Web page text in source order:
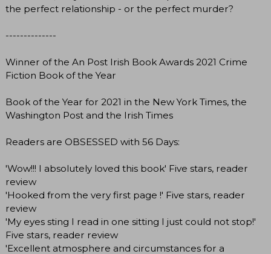
the perfect relationship - or the perfect murder?
--------------
Winner of the An Post Irish Book Awards 2021 Crime
Fiction Book of the Year
Book of the Year for 2021 in the New York Times, the
Washington Post and the Irish Times
Readers are OBSESSED with 56 Days:
'Wow!!! I absolutely loved this book' Five stars, reader
review
'Hooked from the very first page !' Five stars, reader
review
'My eyes sting I read in one sitting I just could not stop!'
Five stars, reader review
'Excellent atmosphere and circumstances for a